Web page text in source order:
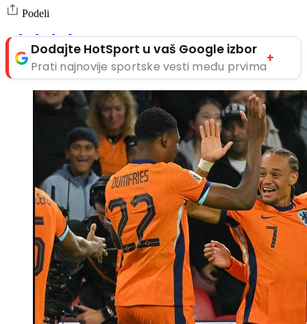
Podeli
Dodajte HotSport u vaš Google izbor
Prati najnovije sportske vesti među prvima
+